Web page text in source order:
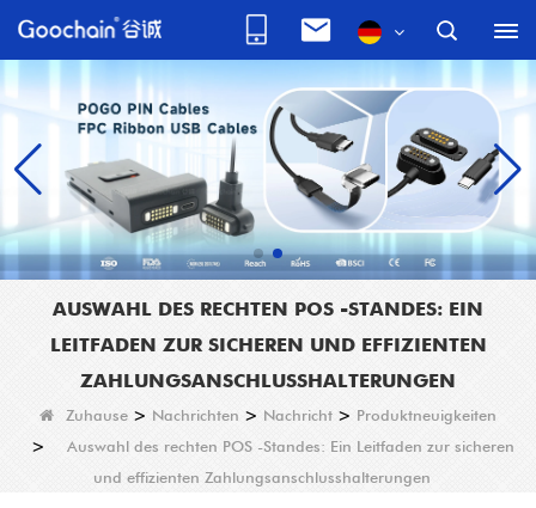
AUSWAHL DES RECHTEN POS -STANDES: EIN
LEITFADEN ZUR SICHEREN UND EFFIZIENTEN
ZAHLUNGSANSCHLUSSHALTERUNGEN
Zuhause > Nachrichten > Nachricht > Produktneuigkeiten
>
Auswahl des rechten POS -Standes: Ein Leitfaden zur sicheren
und effizienten Zahlungsanschlusshalterungen